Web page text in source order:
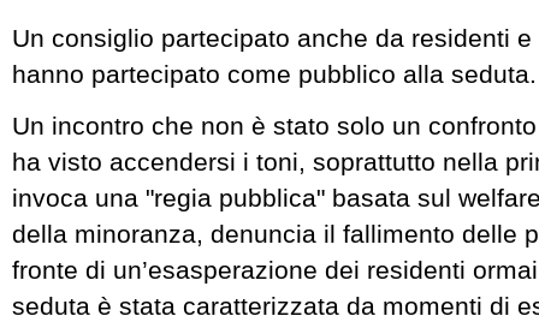
Un consiglio partecipato anche da residenti
hanno partecipato come pubblico alla seduta.
Un incontro che non è stato solo un
ha visto accendersi i toni, soprattutto nella
invoca una "regia pubblica" basata sul
della minoranza, denuncia il fallimento delle
fronte di un’esasperazione dei residenti
seduta è stata caratterizzata da momenti di